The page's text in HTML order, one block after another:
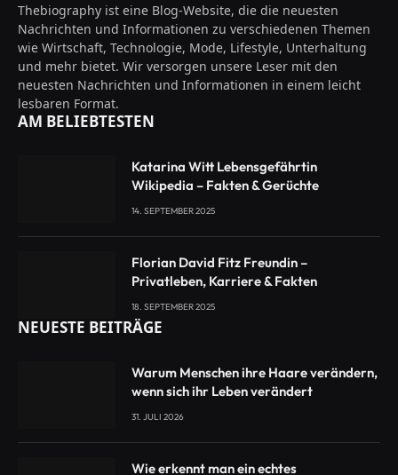
Thebiography ist eine Blog-Website, die die neuesten
Nachrichten und Informationen zu verschiedenen Themen
wie Wirtschaft, Technologie, Mode, Lifestyle, Unterhaltung
und mehr bietet. Wir versorgen unsere Leser mit den
neuesten Nachrichten und Informationen in einem leicht
lesbaren Format.
AM BELIEBTESTEN
Katarina Witt Lebensgefährtin
Wikipedia – Fakten & Gerüchte
14. SEPTEMBER 2025
Florian David Fitz Freundin –
Privatleben, Karriere & Fakten
18. SEPTEMBER 2025
NEUESTE BEITRÄGE
Warum Menschen ihre Haare verändern,
wenn sich ihr Leben verändert
31. JULI 2026
Wie erkennt man ein echtes